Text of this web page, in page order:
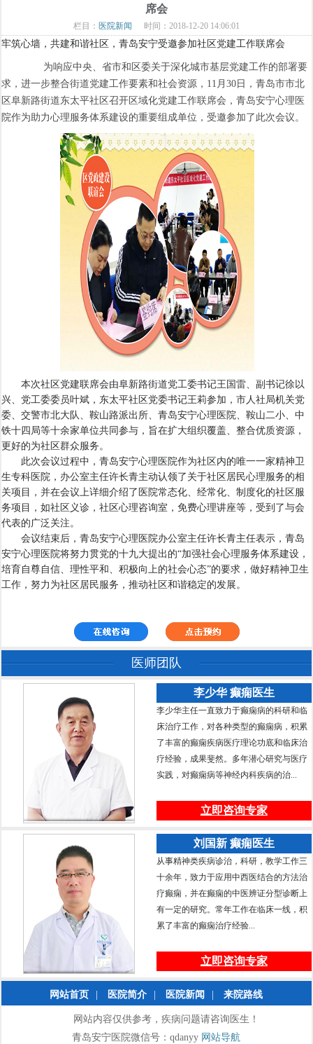
席会
栏目： 医院新闻 时间：2018-12-20 14:06:01
牢筑心墙，共建和谐社区，青岛安宁受邀参加社区党建工作联席会
为响应中央、省市和区委关于深化城市基层党建工作的部署要
求，进一步整合街道党建工作要素和社会资源，11月30日，青岛市市北
区阜新路街道东太平社区召开区域化党建工作联席会，青岛安宁心理医
院作为助力心理服务体系建设的重要组成单位，受邀参加了此次会议。
本次社区党建联席会由阜新路街道党工委书记王国雷、副书记徐以
兴、党工委委员叶斌，东太平社区党委书记王莉参加，市人社局机关党
委、交警市北大队、鞍山路派出所、青岛安宁心理医院、鞍山二小、中
铁十四局等十余家单位共同参与，旨在扩大组织覆盖、整合优质资源，
更好的为社区群众服务。
此次会议过程中，青岛安宁心理医院作为社区内的唯一一家精神卫
生专科医院，办公室主任许长青主动认领了关于社区居民心理服务的相
关项目，并在会议上详细介绍了医院常态化、经常化、制度化的社区服
务项目，如社区义诊，社区心理咨询室，免费心理讲座等，受到了与会
代表的广泛关注。
会议结束后，青岛安宁心理医院办公室主任许长青主任表示，青岛
安宁心理医院将努力贯党的十九大提出的“加强社会心理服务体系建设，
培育自尊自信、理性平和、积极向上的社会心态”的要求，做好精神卫生
工作，努力为社区居民服务，推动社区和谐稳定的发展。
医师团队
李少华 癫痫医生
李少华主任一直致力于癫痫病的科研和临
床治疗工作，对各种类型的癫痫病，积累
了丰富的癫痫疾病医疗理论功底和临床治
疗经验，成果斐然。多年潜心研究与医疗
实践，对癫痫病等神经内科疾病的治...
立即咨询专家
刘国新 癫痫医生
从事精神类疾病诊治，科研，教学工作三
十余年，致力于应用中西医结合的方法治
疗癫痫，并在癫痫的中医辨证分型诊断上
有一定的研究。常年工作在临床一线，积
累了丰富的癫痫治疗经验...
立即咨询专家
网站首页 医院简介 医院新闻 来院路线
网站内容仅供参考，疾病问题请咨询医生！
青岛安宁医院微信号：qdanyy 网站导航